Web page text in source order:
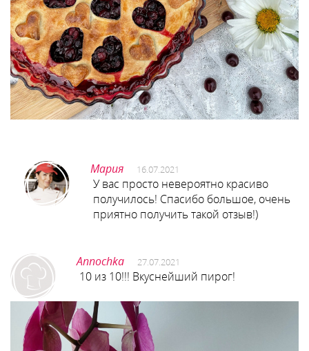
Мария 16.07.2021
У вас просто невероятно красиво
получилось! Спасибо большое, очень
приятно получить такой отзыв!)
Annochka 27.07.2021
10 из 10!!! Вкуснейший пирог!